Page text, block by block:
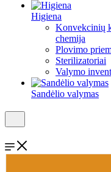
Higiena
Konvekcinių
chemija
Plovimo
Sterilizatoriai
Valymo
Sandėlio valymas